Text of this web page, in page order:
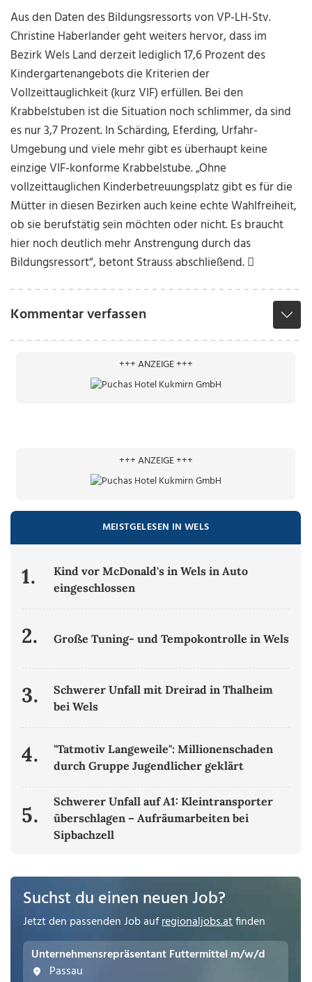
Aus den Daten des Bildungsressorts von VP-LH-Stv.
Christine Haberlander geht weiters hervor, dass im
Bezirk Wels Land derzeit lediglich 17,6 Prozent des
Kindergartenangebots die Kriterien der
Vollzeittauglichkeit (kurz VIF) erfüllen. Bei den
Krabbelstuben ist die Situation noch schlimmer, da sind
es nur 3,7 Prozent. In Schärding, Eferding, Urfahr-
Umgebung und viele mehr gibt es überhaupt keine
einzige VIF-konforme Krabbelstube. „Ohne
vollzeittauglichen Kinderbetreuungsplatz gibt es für die
Mütter in diesen Bezirken auch keine echte Wahlfreiheit,
ob sie berufstätig sein möchten oder nicht. Es braucht
hier noch deutlich mehr Anstrengung durch das
Bildungsressort“, betont Strauss abschließend.
Kommentar verfassen
+++ ANZEIGE +++
+++ ANZEIGE +++
MEISTGELESEN IN WELS
1.
Kind vor McDonald's in Wels in Auto
eingeschlossen
2. Große Tuning- und Tempokontrolle in Wels
3.
Schwerer Unfall mit Dreirad in Thalheim
bei Wels
4.
"Tatmotiv Langeweile": Millionenschaden
durch Gruppe Jugendlicher geklärt
5.
Schwerer Unfall auf A1: Kleintransporter
überschlagen – Aufräumarbeiten bei
Sipbachzell
Suchst du einen neuen Job?
Jetzt den passenden Job aufregionaljobs.atfinden
Unternehmensrepräsentant Futtermittel m/w/d
Passau